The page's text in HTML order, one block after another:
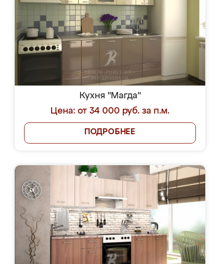
Кухня "Магда"
Цена: от 34 000 руб. за п.м.
ПОДРОБНЕЕ